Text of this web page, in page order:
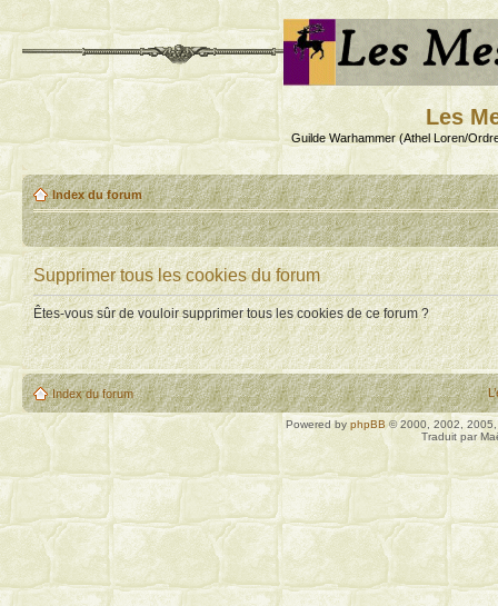
Les
Guilde Warhammer (Athel Loren/
Index du forum
Supprimer tous les cookies du forum
Êtes-vous sûr de vouloir supprimer tous les cookies de ce forum ?
Index du forum
Powered byphpBB© 2000, 2002,
Traduit par